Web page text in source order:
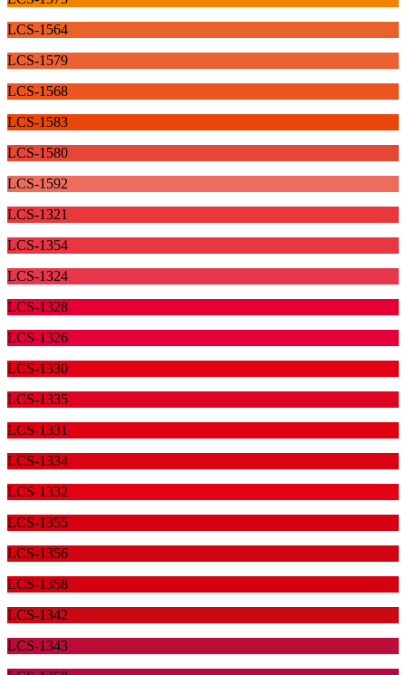
LCS-1564
LCS-1579
LCS-1568
LCS-1583
LCS-1580
LCS-1592
LCS-1321
LCS-1354
LCS-1324
LCS-1328
LCS-1326
LCS-1330
LCS-1335
LCS-1331
LCS-1334
LCS-1332
LCS-1355
LCS-1356
LCS-1358
LCS-1342
LCS-1343